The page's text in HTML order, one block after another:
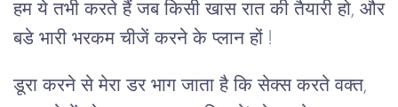
हम ये तभी करते हैं जब किसी खास रात की तैयारी हो, और
बडे भारी भरकम चीजें करने के प्लान हों !
डूरा करने से मेरा डर भाग जाता है कि सेक्स करते वक्त,